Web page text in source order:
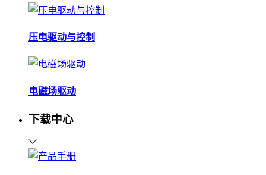
压电驱动与控制
电磁场驱动
下载中心